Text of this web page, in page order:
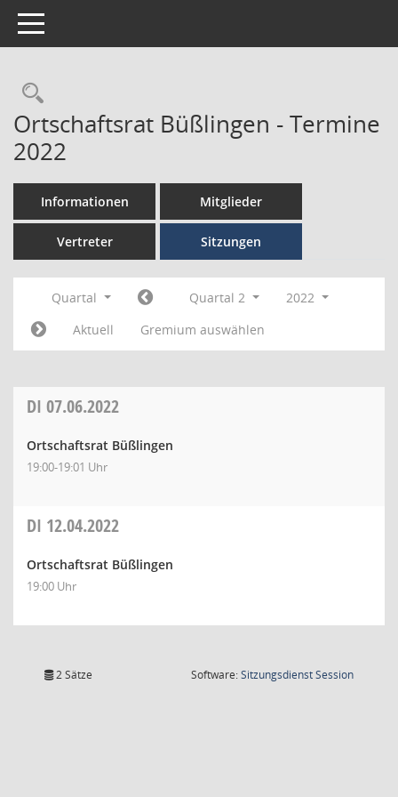
Toggle navigation
Ortschaftsrat Büßlingen - Termine
2022
Informationen Mitglieder
Vertreter Sitzungen
Quartal Quartal 2
2022
Aktuell
Gremium auswählen
DI 07.06.2022
Ortschaftsrat Büßlingen
19:00-19:01 Uhr
DI 12.04.2022
Ortschaftsrat Büßlingen
19:00 Uhr
2 Sätze Software:SitzungsdienstSession(Wird in